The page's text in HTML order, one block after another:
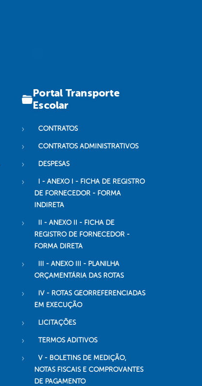
Portal Transporte
Escolar
CONTRATOS
CONTRATOS ADMINISTRATIVOS
DESPESAS
I - ANEXO I - FICHA DE REGISTRO
DE FORNECEDOR - FORMA
INDIRETA
II - ANEXO II - FICHA DE
REGISTRO DE FORNECEDOR -
FORMA DIRETA
III - ANEXO III - PLANILHA
ORÇAMENTÁRIA DAS ROTAS
IV - ROTAS GEORREFERENCIADAS
EM EXECUÇÃO
LICITAÇÕES
TERMOS ADITIVOS
V - BOLETINS DE MEDIÇÃO,
NOTAS FISCAIS E COMPROVANTES
DE PAGAMENTO